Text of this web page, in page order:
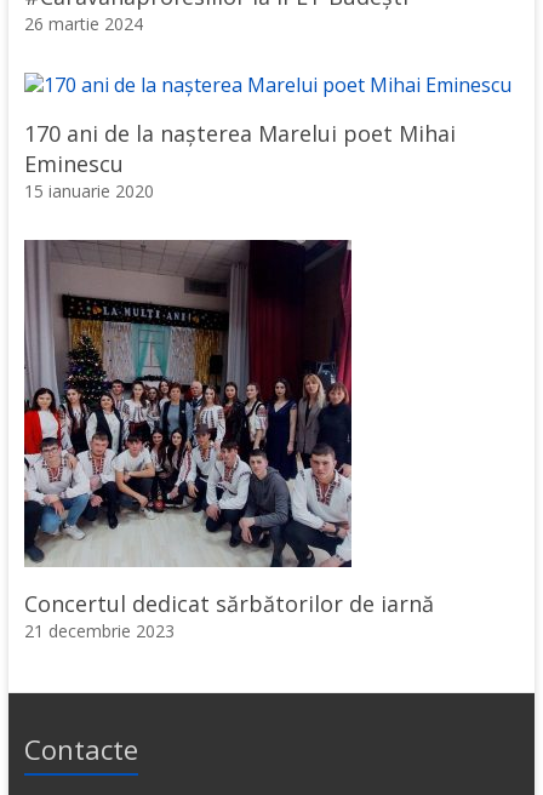
26 martie 2024
170 ani de la nașterea Marelui poet Mihai
Eminescu
15 ianuarie 2020
Concertul dedicat sărbătorilor de iarnă
21 decembrie 2023
Contacte